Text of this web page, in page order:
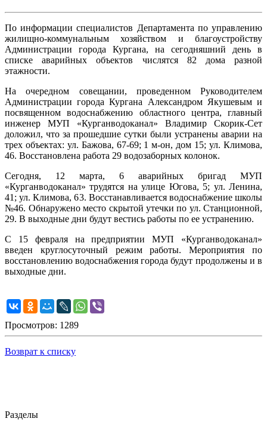
По информации специалистов Департамента по управлению
жилищно-коммунальным хозяйством и благоустройству
Администрации города Кургана, на сегодняшний день в
списке аварийных объектов числятся 82 дома разной
этажности.
На очередном совещании, проведенном Руководителем
Администрации города Кургана Александром Якушевым и
посвященном водоснабжению областного центра, главный
инженер МУП «Курганводоканал» Владимир Скорик-Сет
доложил, что за прошедшие сутки были устранены аварии на
трех объектах: ул. Бажова, 67-69; 1 м-он, дом 15; ул. Климова,
46. Восстановлена работа 29 водозаборных колонок.
Сегодня, 12 марта, 6 аварийных бригад МУП
«Курганводоканал» трудятся на улице Югова, 5; ул. Ленина,
41; ул. Климова, 63. Восстанавливается водоснабжение школы
№46. Обнаружено место скрытой утечки по ул. Станционной,
29. В выходные дни будут вестись работы по ее устранению.
С 15 февраля на предприятии МУП «Курганводоканал»
введен круглосуточный режим работы. Мероприятия по
восстановлению водоснабжения города будут продолжены и в
выходные дни.
Просмотров: 1289
Возврат к списку
Разделы